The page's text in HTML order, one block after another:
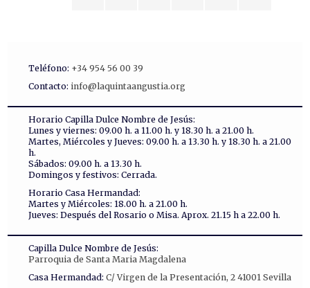
Teléfono: +34 954 56 00 39
Contacto: info@laquintaangustia.org
Horario Capilla Dulce Nombre de Jesús:
Lunes y viernes: 09.00 h. a 11.00 h. y 18.30 h. a 21.00 h.
Martes, Miércoles y Jueves: 09.00 h. a 13.30 h. y 18.30 h. a 21.00
h.
Sábados: 09.00 h. a 13.30 h.
Domingos y festivos: Cerrada.
Horario Casa Hermandad:
Martes y Miércoles: 18.00 h. a 21.00 h.
Jueves: Después del Rosario o Misa. Aprox. 21.15 h a 22.00 h.
Capilla Dulce Nombre de Jesús:
Parroquia de Santa Maria Magdalena
Casa Hermandad: C/ Virgen de la Presentación, 2 41001 Sevilla